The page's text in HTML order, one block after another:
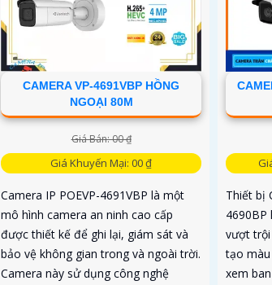
CAMERA VP-4691VBP HỒNG
NGOẠI 80M
Giá Bán: 00 ₫
Giá Khuyến Mại: 00 ₫
Camera IP POEVP-4691VBP là một
mô hình camera an ninh cao cấp
được thiết kế để ghi lại, giám sát và
bảo vệ không gian trong và ngoài trời.
Camera này sử dụng công nghệ
Thiết bị
vượt trội
tạo màu
xem